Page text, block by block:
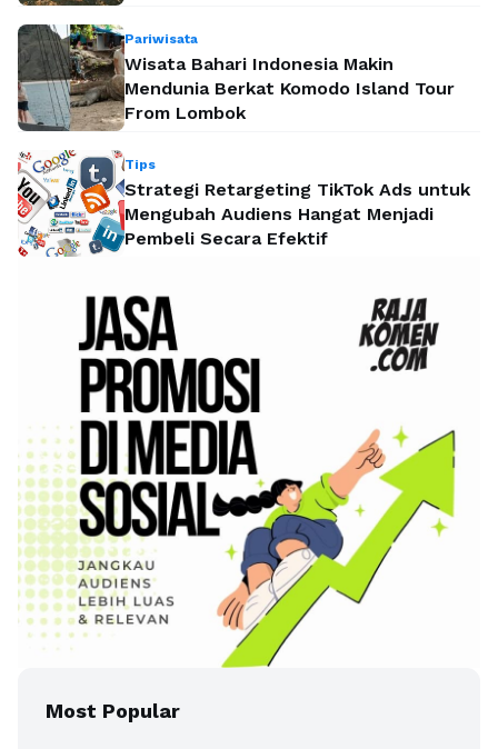
Pariwisata
Wisata Bahari Indonesia Makin
Mendunia Berkat Komodo Island Tour
From Lombok
Tips
Strategi Retargeting TikTok Ads untuk
Mengubah Audiens Hangat Menjadi
Pembeli Secara Efektif
Most Popular